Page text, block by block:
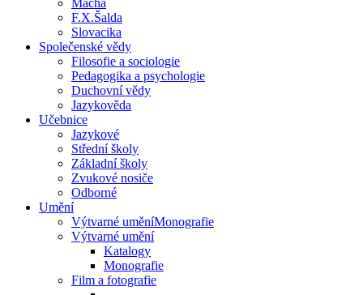
F.X.Šalda
Slovacika
Společenské vědy
Filosofie a sociologie
Pedagogika a psychologie
Duchovní vědy
Jazykověda
Učebnice
Jazykové
Střední školy
Základní školy
Zvukové nosiče
Odborné
Umění
Výtvarné uměníMonografie
Výtvarné umění
Katalogy
Monografie
Film a fotografie